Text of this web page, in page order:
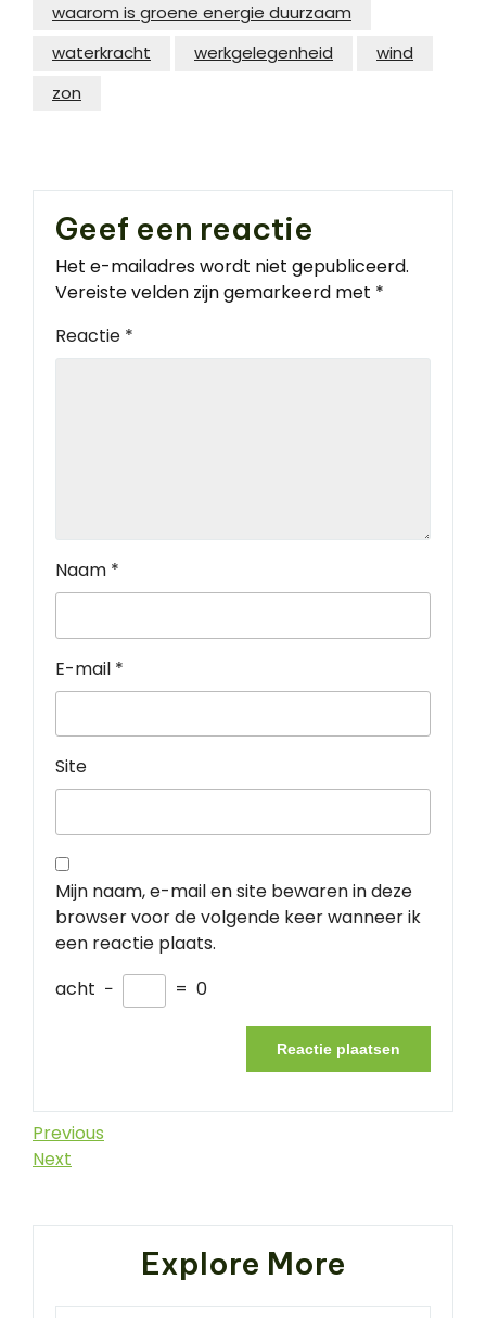
waarom is groene energie duurzaam
waterkracht
werkgelegenheid
wind
zon
Geef een reactie
Het e-mailadres wordt niet gepubliceerd.
Vereiste velden zijn gemarkeerd met *
Reactie *
Naam *
E-mail *
Site
Mijn naam, e-mail en site bewaren in deze
browser voor de volgende keer wanneer ik
een reactie plaats.
acht − = 0
Berichtnavigatie
Previous
Post
Previous
Next
Next
Explore More